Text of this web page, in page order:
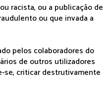
racista, ou a publicação de
ou que invada a
pelos colaboradores do
de outros utilizadores
se, criticar destrutivamente